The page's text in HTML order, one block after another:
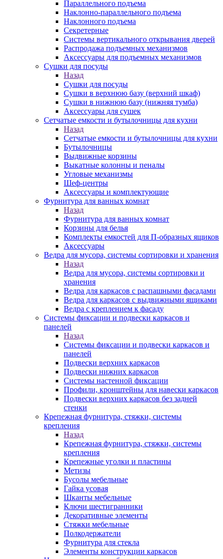
Параллельного подъема
Наклонно-параллельного подъема
Наклонного подъема
Секретерные
Системы вертикального открывания дверей
Распродажа подъемных механизмов
Аксессуары для подъемных механизмов
Сушки для посуды
Назад
Сушки для посуды
Сушки в верхнюю базу (верхний шкаф)
Сушки в нижнюю базу (нижняя тумба)
Аксессуары для сушек
Сетчатые емкости и бутылочницы для кухни
Назад
Сетчатые емкости и бутылочницы для кухни
Бутылочницы
Выдвижные корзины
Выкатные колонны и пеналы
Угловые механизмы
Шеф-центры
Аксессуары и комплектующие
Фурнитура для ванных комнат
Назад
Фурнитура для ванных комнат
Корзины для белья
Комплекты емкостей для П-образных ящиков
Аксессуары
Ведра для мусора, системы сортировки и хранения
Назад
Ведра для мусора, системы сортировки и
хранения
Ведра для каркасов с распашными фасадами
Ведра для каркасов с выдвижными ящиками
Ведра с креплением к фасаду
Системы фиксации и подвески каркасов и
панелей
Назад
Системы фиксации и подвески каркасов и
панелей
Подвески верхних каркасов
Подвески нижних каркасов
Системы настенной фиксации
Профили, кронштейны для навески каркасов
Подвески верхних каркасов без задней
стенки
Крепежная фурнитура, стяжки, системы
крепления
Назад
Крепежная фурнитура, стяжки, системы
крепления
Крепежные уголки и пластины
Метизы
Бусолы мебельные
Гайка усовая
Шканты мебельные
Ключи шестигранники
Декоративные элементы
Стяжки мебельные
Полкодержатели
Фурнитура для стекла
Элементы конструкции каркасов